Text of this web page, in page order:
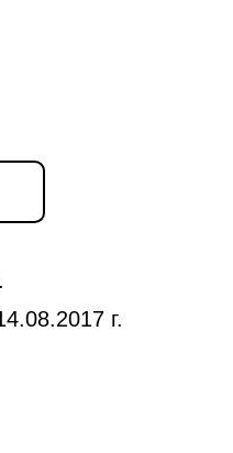
г.